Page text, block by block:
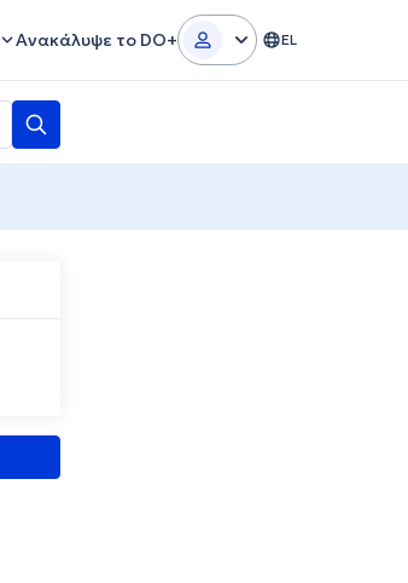
Ανακάλυψε το DO+ EL